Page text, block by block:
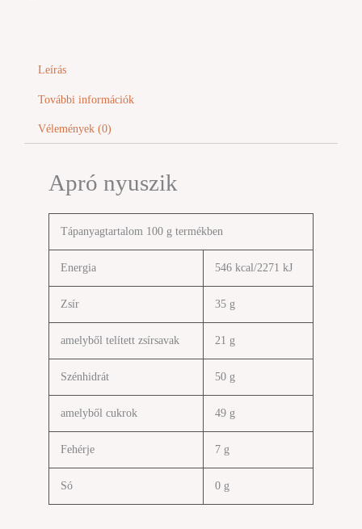
Leírás
További információk
Vélemények (0)
Apró nyuszik
Tápanyagtartalom 100 g termékben
Energia 546 kcal/2271 kJ
Zsír 35 g
amelyből telített zsírsavak 21 g
Szénhidrát 50 g
amelyből cukrok 49 g
Fehérje 7 g
Só 0 g